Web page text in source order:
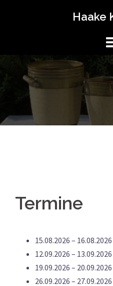
Haake
Termine
15.08.2026 –
12.09.2026 –
19.09.2026 –
26.09.2026 –